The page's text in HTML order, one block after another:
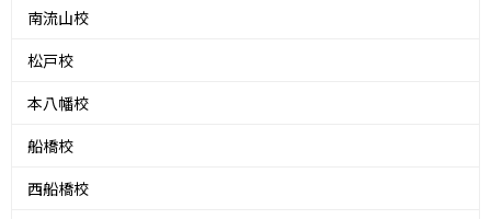
南流山校
松戸校
本八幡校
船橋校
西船橋校